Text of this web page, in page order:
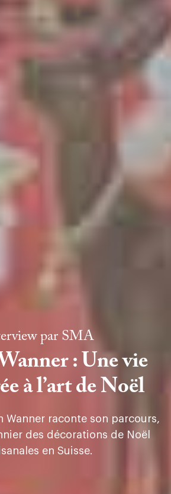
par SMA
: Une vie
à l’art de Noël
Wanner raconte son parcours,
des décorations de Noël
en Suisse.